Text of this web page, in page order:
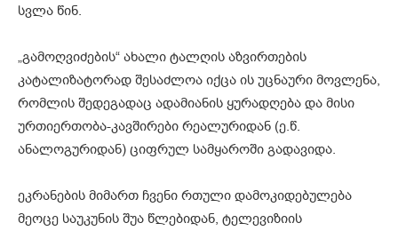
სვლა წინ.
„გამოღვიძების“ ახალი ტალღის აზვირთების
კატალიზატორად შესაძლოა იქცა ის უცნაური მოვლენა,
რომლის შედეგადაც ადამიანის ყურადღება და მისი
ურთიერთობა-კავშირები რეალურიდან (ე.წ.
ანალოგურიდან) ციფრულ სამყაროში გადავიდა.
ეკრანების მიმართ ჩვენი რთული დამოკიდებულება
მეოცე საუკუნის შუა წლებიდან, ტელევიზიის